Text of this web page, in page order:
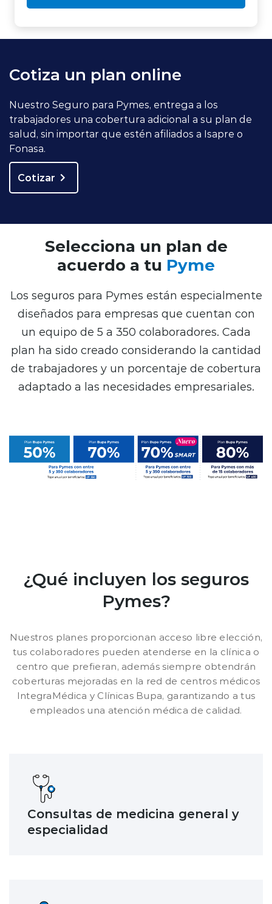
Cotiza un plan online
Nuestro Seguro para Pymes, entrega a los
trabajadores una cobertura adicional a su plan de
salud, sin importar que estén afiliados a Isapre o
Fonasa.
Cotizar
Selecciona un plan de
acuerdo a tu Pyme
Los seguros para Pymes están especialmente
diseñados para empresas que cuentan con
un equipo de 5 a 350 colaboradores. Cada
plan ha sido creado considerando la cantidad
de trabajadores y un porcentaje de cobertura
adaptado a las necesidades empresariales.
¿Qué incluyen los seguros
Pymes?
Nuestros planes proporcionan acceso libre elección,
tus colaboradores pueden atenderse en la clínica o
centro que prefieran, además siempre obtendrán
coberturas mejoradas en la red de centros médicos
IntegraMédica y Clínicas Bupa, garantizando a tus
empleados una atención médica de calidad.
Consultas de medicina general y
especialidad